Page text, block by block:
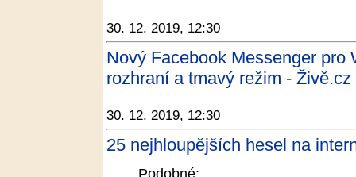
30. 12. 2019, 12:30
Nový Facebook Messenger
rozhraní a tmavý režim - Živě.cz
30. 12. 2019, 12:30
25 nejhloupějších hesel na
Podobné: